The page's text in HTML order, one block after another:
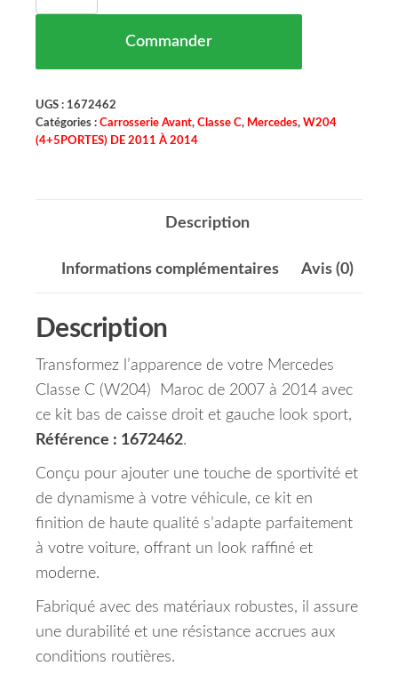
Commander
UGS : 1672462
Catégories : Carrosserie Avant, Classe C, Mercedes, W204
(4+5PORTES) DE 2011 À 2014
Description
Informations complémentaires Avis (0)
Description
Transformez l’apparence de votre Mercedes
Classe C (W204) Maroc de 2007 à 2014 avec
ce kit bas de caisse droit et gauche look sport,
Référence : 1672462.
Conçu pour ajouter une touche de sportivité et
de dynamisme à votre véhicule, ce kit en
finition de haute qualité s’adapte parfaitement
à votre voiture, offrant un look raffiné et
moderne.
Fabriqué avec des matériaux robustes, il assure
une durabilité et une résistance accrues aux
conditions routières.